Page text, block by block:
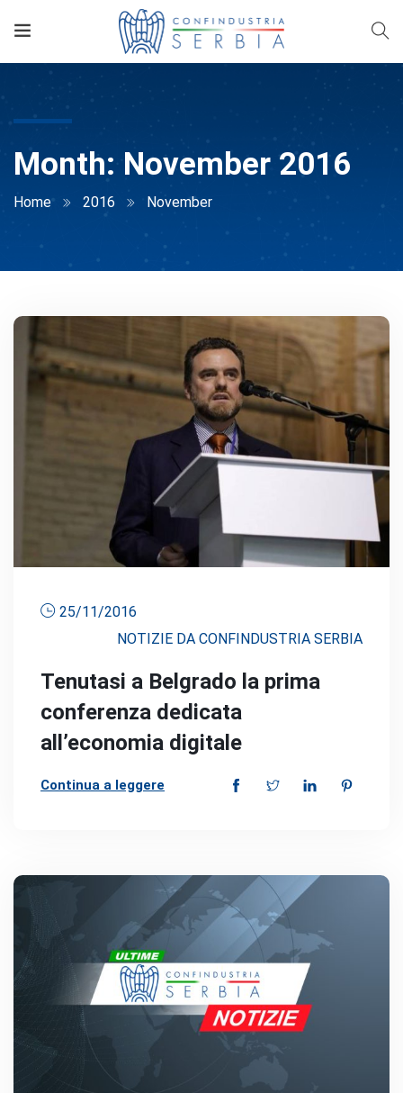
Month: November 2016
Home 2016 November
25/11/2016
NOTIZIE DA CONFINDUSTRIA SERBIA
Tenutasi a Belgrado la prima
conferenza dedicata
all’economia digitale
Continua a leggere